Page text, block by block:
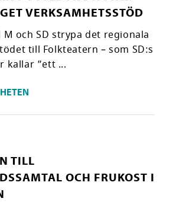
VERKSAMHETSSTÖD
och SD strypa det regionala
till Folkteatern – som SD:s
kallar ”ett ...
TILL
OCH FRUKOST I